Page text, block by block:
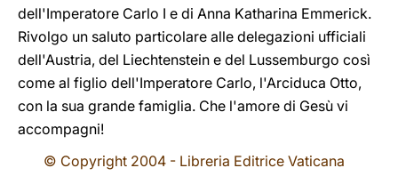
dell'Imperatore Carlo I e di Anna Katharina Emmerick.
Rivolgo un saluto particolare alle delegazioni ufficiali
dell'Austria, del Liechtenstein e del Lussemburgo così
come al figlio dell'Imperatore Carlo, l'Arciduca Otto,
con la sua grande famiglia. Che l'amore di Gesù vi
accompagni!
© Copyright 2004 - Libreria Editrice Vaticana